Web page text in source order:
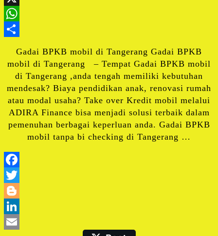
Gadai BPKB mobil di Tangerang Gadai BPKB
mobil di Tangerang – Tempat Gadai BPKB mobil
di Tangerang ,anda tengah memiliki kebutuhan
mendesak? Biaya pendidikan anak, renovasi rumah
atau modal usaha? Take over Kredit mobil melalui
ADIRA Finance bisa menjadi solusi terbaik dalam
pemenuhan berbagai keperluan anda. Gadai BPKB
mobil tanpa bi checking di Tangerang …